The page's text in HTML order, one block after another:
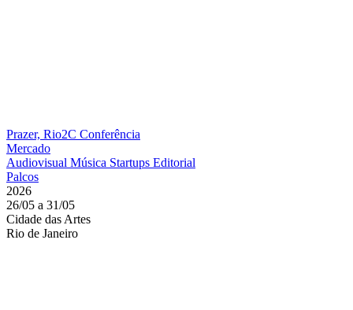
Prazer, Rio2C Conferência
Mercado
Audiovisual Música Startups Editorial
Palcos
2026
26/05 a 31/05
Cidade das Artes
Rio de Janeiro